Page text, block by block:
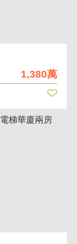
1,380萬